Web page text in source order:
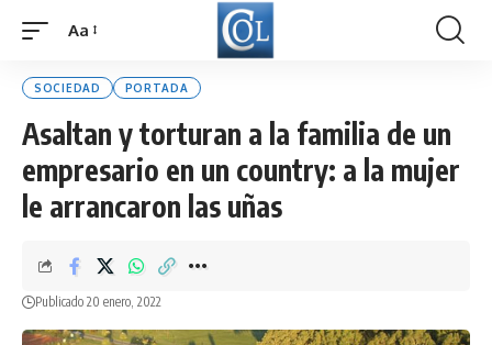
Font
Aa
SOCIEDAD PORTADA
Asaltan y torturan a la familia de un
empresario en un country: a la mujer
le arrancaron las uñas
Publicado 20 enero, 2022